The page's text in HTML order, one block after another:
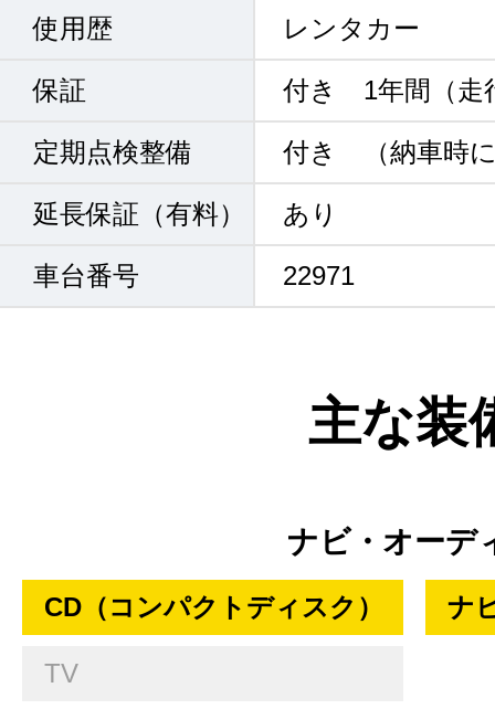
使用歴 レンタカー
保証 付き 1年間（走
定期点検整備 付き （納車時
延長保証（有料） あり
車台番号 22971
主な装
ナビ・オーデ
CD（コンパクトディスク） ナ
TV